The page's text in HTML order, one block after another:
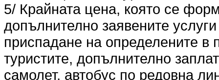
5/ Крайната цена, която се
допълнително заявените
приспадане на определените в
туристите, допълнително
самолет, автобус по редовна